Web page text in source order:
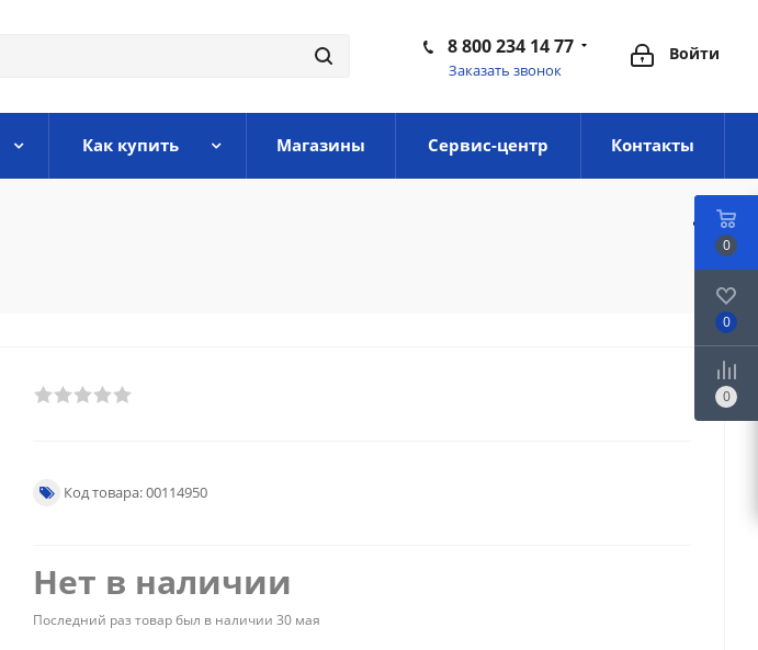
Войти
8 800 234 14 77
Заказать звонок
Как купить Магазины Сервис-центр Контакты
Код товара: 00114950
Нет в наличии
Последний раз товар был в наличии 30 мая
0
0
0